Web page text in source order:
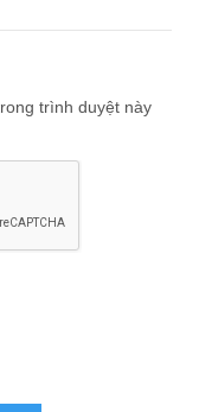
trình duyệt này